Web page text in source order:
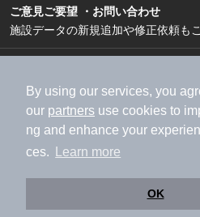
By using our services, you
our partners use cookies to
ng and enhance your
ces.
Learn more
OK
ご意見ご要望 ・お問い合わせ
施設データの新規追加や修正依頼も
加盟店募集（資料請求）
利用規約
ライフスタイ
特定商取引法に基づく表記
運営会社